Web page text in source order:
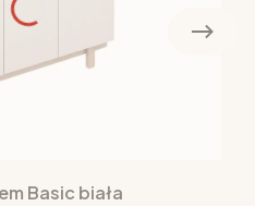
Basic biała